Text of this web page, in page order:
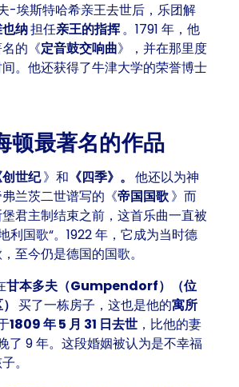
-埃斯特哈希亲王去世后，乐团解
纳担任亲王的指挥。1791 年，他
的《定音鼓交响曲》，并在那里度
。他还获得了牛津大学的荣誉博士
顿最著名的作品
创世纪》和 《四季》。 他还以为神
兰茨二世谱写的《帝国国歌》而
君主制结束之前，这首乐曲一直被
利国歌“。1922 年，它成为当时德
至今仍是德国的国歌。
甘本多夫（Gumpendorf）（位
买了一栋房子，这也是他的寓所
1809 年 5 月 31 日去世 ，比他的妻
了 9 年。这段婚姻被认为是不幸福
。